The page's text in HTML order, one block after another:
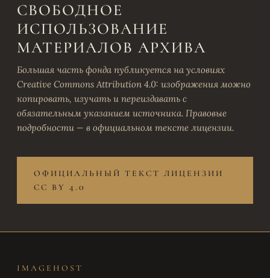
СВОБОДНОЕ
ИСПОЛЬЗОВАНИЕ
МАТЕРИАЛОВ АРХИВА
Большая часть фонда публикуется на условиях
Creative Commons Attribution 4.0: изображения можно
копировать, изучать и переиздавать с
обязательным указанием источника. Правовые
подробности — в официальном тексте лицензии.
ОФИЦИАЛЬНЫЙ ТЕКСТ ЛИЦЕНЗИИ
CC BY 4.0
IMAGEHOST